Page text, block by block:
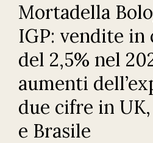
Mortadella
IGP: vendite in
del 2,5% nel
aumenti
due cifre in UK,
e Brasile